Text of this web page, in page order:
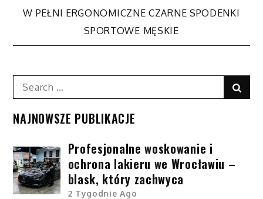
Nawigacja
wpisu
W PEŁNI ERGONOMICZNE CZARNE SPODENKI
SPORTOWE MĘSKIE
Search
for:
NAJNOWSZE PUBLIKACJE
Profesjonalne woskowanie i
ochrona lakieru we Wrocławiu –
blask, który zachwyca
2 Tygodnie Ago